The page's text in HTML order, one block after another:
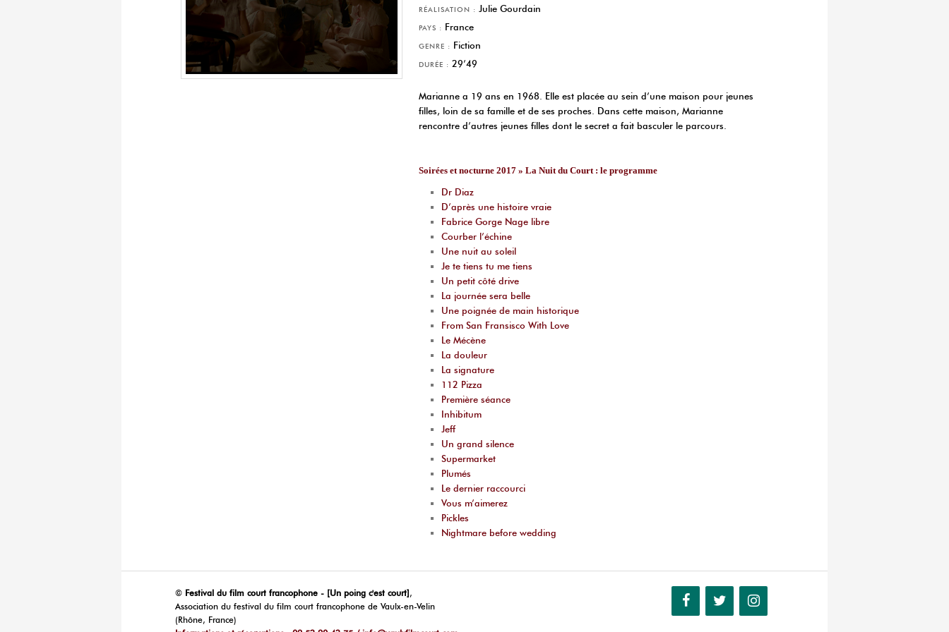
RÉALISATION : Julie Gourdain
PAYS : France
GENRE : Fiction
DURÉE : 29’49
Marianne a 19 ans en 1968. Elle est placée au sein d’une maison pour jeunes
filles, loin de sa famille et de ses proches. Dans cette maison, Marianne
rencontre d’autres jeunes filles dont le secret a fait basculer le parcours.
Soirées et nocturne 2017 » La Nuit du Court : le programme
Dr Diaz
D’après une histoire vraie
Fabrice Gorge Nage libre
Courber l’échine
Une nuit au soleil
Je te tiens tu me tiens
Un petit côté drive
La journée sera belle
Une poignée de main historique
From San Fransisco With Love
Le Mécène
La douleur
La signature
112 Pizza
Première séance
Inhibitum
Jeff
Un grand silence
Supermarket
Plumés
Le dernier raccourci
Vous m’aimerez
Pickles
Nightmare before wedding
© Festival du film court francophone - [Un poing c'est court],
Association du festival du film court francophone de Vaulx-en-Velin
(Rhône, France)